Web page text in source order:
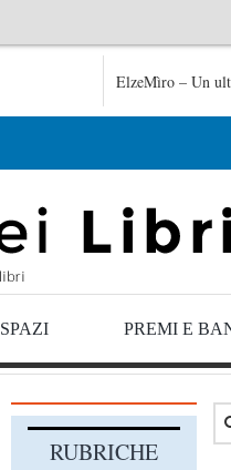
Tutte le mattine
ElzeMìro – Un
SPAZI PREMI E
RUBRICHE